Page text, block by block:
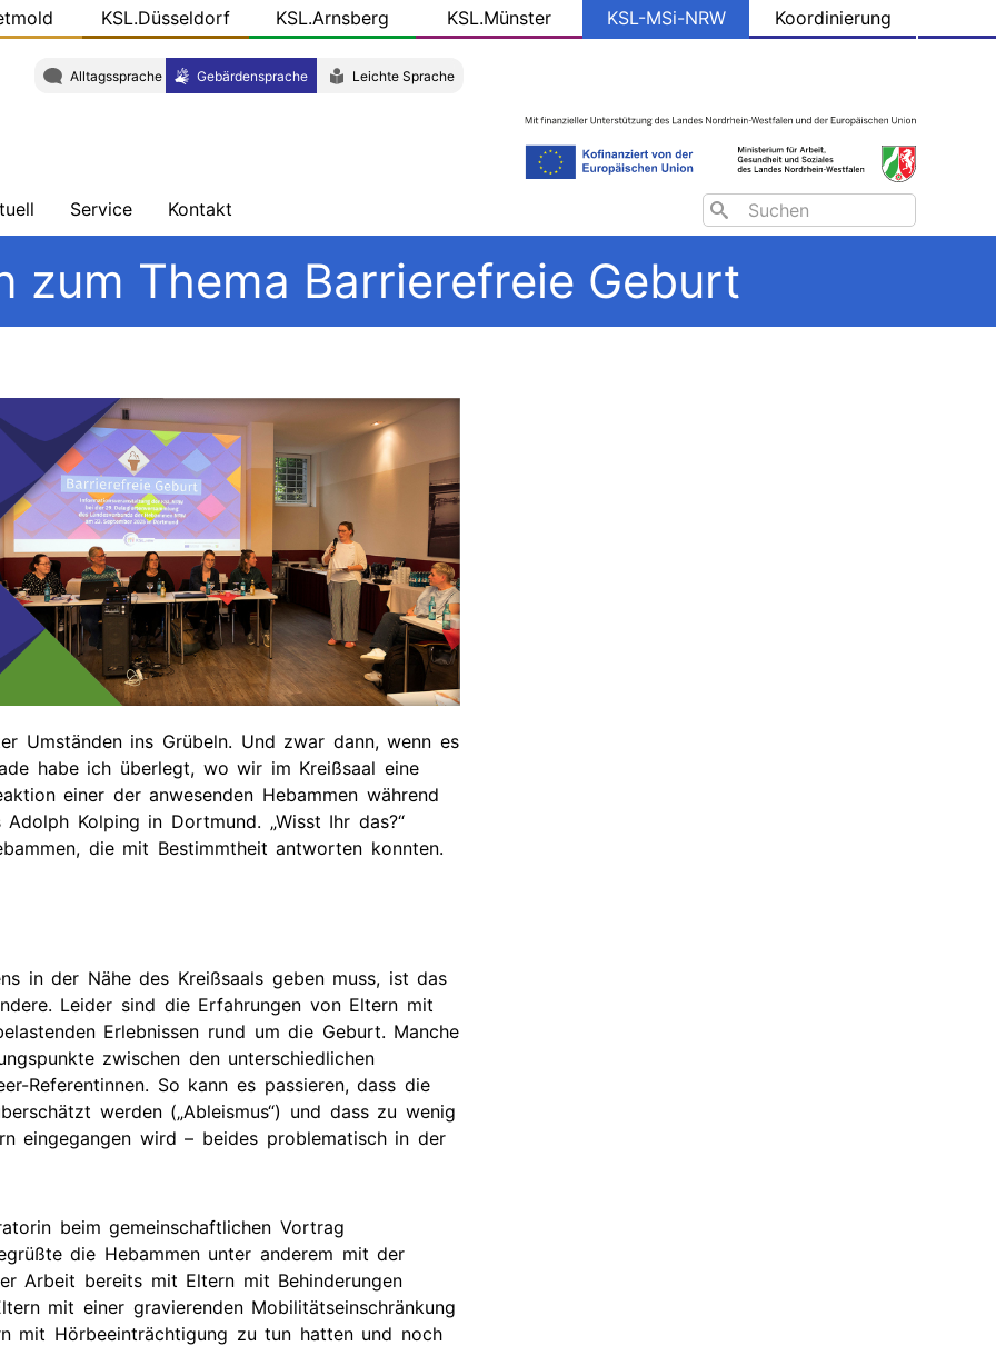
KSL.Düsseldorf KSL.Arnsberg KSL.Münster KSL-MSi-NRW Koordinierung
Alltagssprache Gebärdensprache Leichte Sprache
Search
Service
Schulungen
Kontakt
Wegbeschreibung
zum Thema Barrierefreie Geburt
Umständen ins Grübeln. Und zwar dann, wenn es
habe ich überlegt, wo wir im Kreißsaal eine
einer der anwesenden Hebammen während
Kolping in Dortmund. „Wisst Ihr das?“
die mit Bestimmtheit antworten konnten.
in der Nähe des Kreißsaals geben muss, ist das
Leider sind die Erfahrungen von Eltern mit
Erlebnissen rund um die Geburt. Manche
zwischen den unterschiedlichen
Referentinnen. So kann es passieren, dass die
werden („Ableismus“) und dass zu wenig
eingegangen wird – beides problematisch in der
beim gemeinschaftlichen Vortrag
die Hebammen unter anderem mit der
Arbeit bereits mit Eltern mit Behinderungen
mit einer gravierenden Mobilitätseinschränkung
mit Hörbeeinträchtigung zu tun hatten und noch